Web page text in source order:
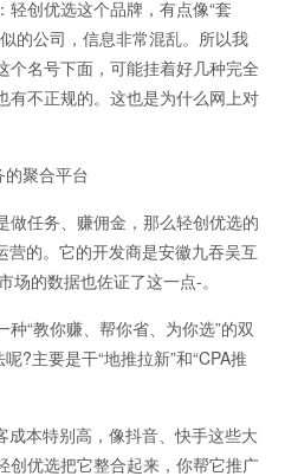
创优选这个品牌，有点像“套
的公司，信息非常混乱。所以我
名号下面，可能挂着好几种完全
有不正规的。这也是为什么网上对
聚合平台
任务、赚佣金，那么轻创优选的
营的。它的开发商是安徽九吞吴互
的数据也佐证了这一点-。
“教你赚、帮你省、为你选”的双
?主要是干“地推拉新”和“CPA推
本特别高，像抖音、快手这些大
创优选把它整合起来，你帮它推广